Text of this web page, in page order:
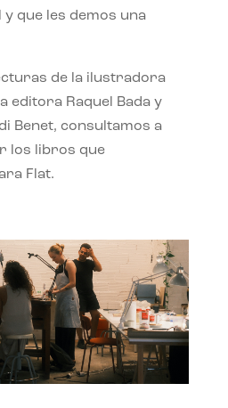
que les demos una
de la ilustradora
editora Raquel Bada y
Benet, consultamos a
los libros que
Flat.